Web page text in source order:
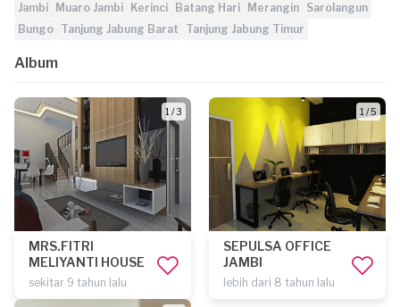
Jambi
Muaro Jambi Kerinci Batang Hari Merangin Sarolangun
Bungo Tanjung Jabung Barat Tanjung Jabung Timur
Album
1 / 3
MRS.FITRI
MELIYANTI HOUSE
sekitar 9 tahun lalu
1 / 5
SEPULSA OFFICE
JAMBI
lebih dari 8 tahun lalu